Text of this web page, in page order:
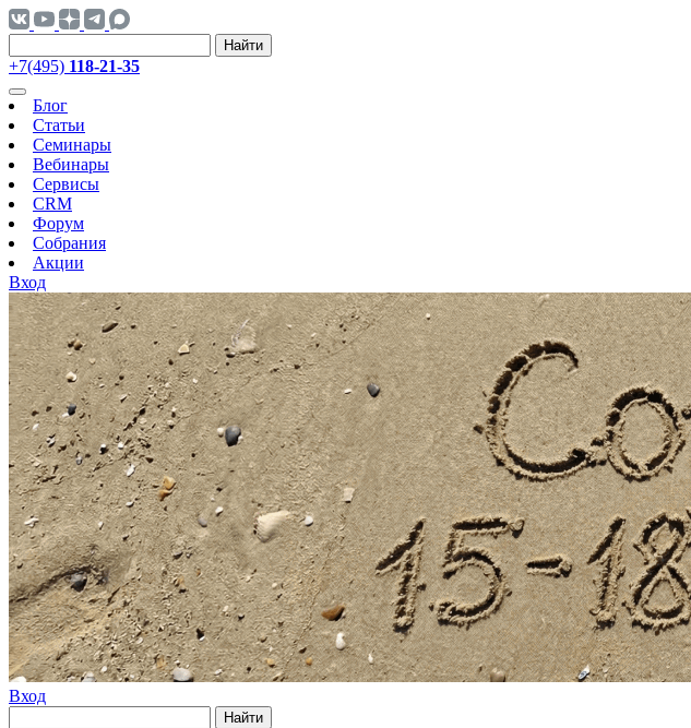
Найти
+7(495) 118-21-35
Блог
Статьи
Семинары
Вебинары
Сервисы
CRM
Форум
Собрания
Акции
Вход
Вход
Найти